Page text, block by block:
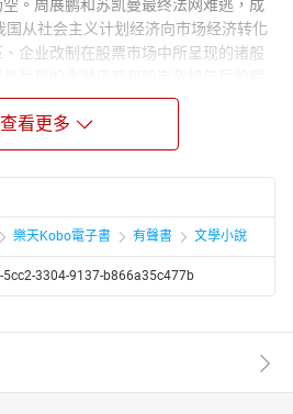
。周展鹏和苏凯曼最终法网难逃，成
国从社会主义计划经济向市场经济转化
企业改制在股票市场中所呈现的诸般
熊转换，对股市的风云变幻有诸多个人
查看更多
樂天Kobo電子書 有聲書 文學小說
3304-9137-b866a35c477b